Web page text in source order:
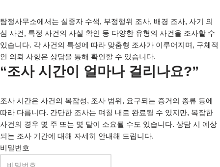
탐정사무소에서는 실종자 수색, 부정행위 조사, 배경 조사, 사기 의
심 사건, 특정 사건의 사실 확인 등 다양한 유형의 사건을 조사할 수
있습니다. 각 사건의 특성에 따라 맞춤형 조사가 이루어지며, 구체적
인 의뢰 사항은 상담을 통해 확인할 수 있습니다.
“조사 시간이 얼마나 걸리나요?”
조사 시간은 사건의 복잡성, 조사 범위, 요구되는 증거의 종류 등에
따라 다릅니다. 간단한 조사는 며칠 내로 완료될 수 있지만, 복잡한
사건의 경우 몇 주 또는 몇 달이 소요될 수도 있습니다. 상담 시 예상
되는 조사 기간에 대해 자세히 안내해 드립니다.
비밀번호